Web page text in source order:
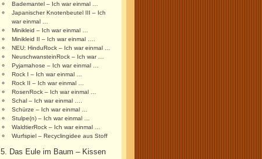
Bademantel – Ich war einmal …
Japanischer Knotenbeutel III – Ich
war einmal …
Minikleid – Ich war einmal …
Minikleid II – Ich war einmal ….
NEU: HinduRock – Ich war einmal …
NeuschwansteinRock – Ich war …
Pyjamahose – Ich war einmal …
Rock I – Ich war einmal …
Rock II – Ich war einmal …
RosenRock – Ich war einmal …
Schal – Ich war einmal ….
Schürze – Ich war einmal …
Stulpe(n) – Ich war einmal …
WaldtierRock – Ich war einmal …
Wurfspiel – Recyclingidee aus Stoff
5. Das Eule im Baum – Kissen